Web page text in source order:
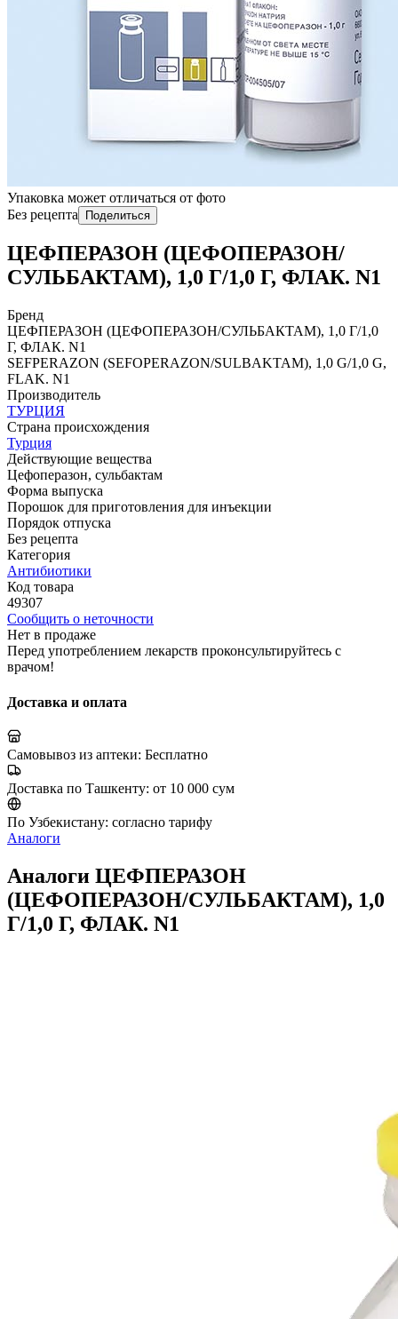
Упаковка может отличаться от фото
Без рецепта
Поделиться
ЦЕФПЕРАЗОН (ЦЕФОПЕРАЗОН/
СУЛЬБАКТАМ), 1,0 Г/1,0 Г, ФЛАК. N1
Бренд
ЦЕФПЕРАЗОН (ЦЕФОПЕРАЗОН/СУЛЬБАКТАМ), 1,0 Г/1,0
Г, ФЛАК. N1
SЕFPЕRAZON (SЕFOPЕRAZON/SULBAKTAM), 1,0 G/1,0 G,
FLAK. N1
Производитель
ТУРЦИЯ
Страна происхождения
Турция
Действующие вещества
Цефоперазон, сульбактам
Форма выпуска
Порошок для приготовления для инъекции
Порядок отпуска
Без рецепта
Категория
Антибиотики
Код товара
49307
Сообщить о неточности
Нет в продаже
Перед употреблением лекарств проконсультируйтесь с
врачом!
Доставка и оплата
Самовывоз из аптеки: Бесплатно
Доставка по Ташкенту: от 10 000 сум
По Узбекистану: согласно тарифу
Аналоги
Аналоги ЦЕФПЕРАЗОН
(ЦЕФОПЕРАЗОН/СУЛЬБАКТАМ), 1,0
Г/1,0 Г, ФЛАК. N1